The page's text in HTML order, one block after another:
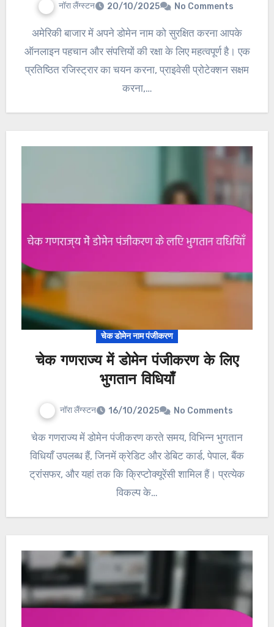
नॉरा लैंग्स्टन 20/10/2025 No Comments
अमेरिकी बाजार में अपने डोमेन नाम को सुरक्षित करना आपके
ऑनलाइन पहचान और संपत्तियों की रक्षा के लिए महत्वपूर्ण है। एक
प्रतिष्ठित रजिस्ट्रार का चयन करना, प्राइवेसी प्रोटेक्शन सक्षम
करना,…
चेक डोमेन नाम पंजीकरण
चेक गणराज्य में डोमेन पंजीकरण के लिए
भुगतान विधियाँ
नॉरा लैंग्स्टन 16/10/2025 No Comments
चेक गणराज्य में डोमेन पंजीकरण करते समय, विभिन्न भुगतान
विधियाँ उपलब्ध हैं, जिनमें क्रेडिट और डेबिट कार्ड, पेपाल, बैंक
ट्रांसफर, और यहां तक कि क्रिप्टोक्यूरेंसी शामिल हैं। प्रत्येक
विकल्प के…